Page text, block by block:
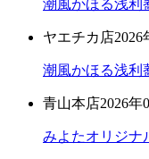
潮風かほる浅利
ヤエチカ店2026
潮風かほる浅利
青山本店2026年
みよたオリジナ